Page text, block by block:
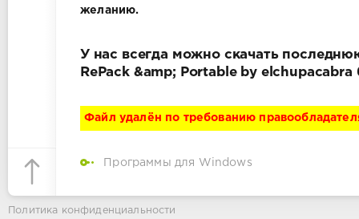
желанию.
У нас всегда можно скачать
RePack &amp; Portable by
Файл удалён по требованию
Программы для Windows
Политика конфиденциальности